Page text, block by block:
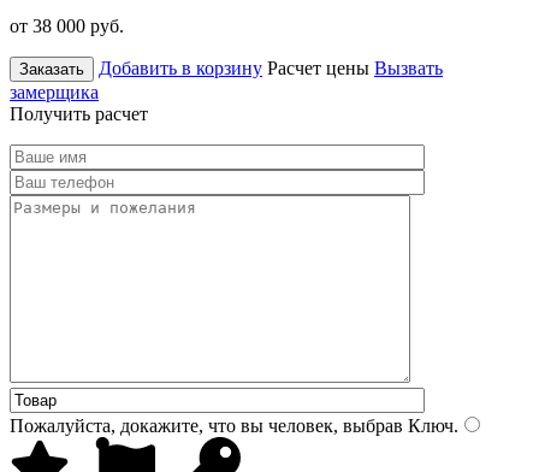
от 38 000 руб.
Заказать Добавить в корзину Расчет цены Вызвать
замерщика
Получить расчет
Пожалуйста, докажите, что вы человек, выбрав Ключ.